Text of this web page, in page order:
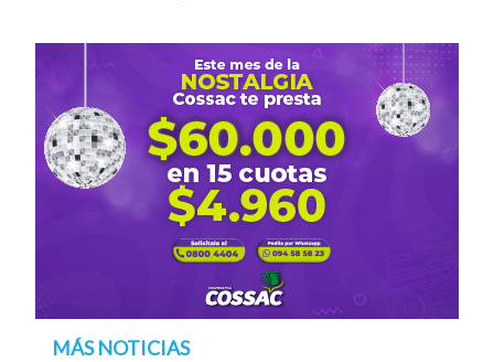
MÁS NOTICIAS